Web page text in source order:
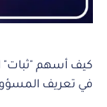
كيف أسهم "ثبات"
في تعريف